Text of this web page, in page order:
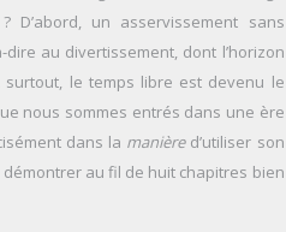
un asservissement sans
au divertissement, dont l’horizon
le temps libre est devenu le
nous sommes entrés dans une ère
dans la manièred’utiliser son
démontrer au fil de huit chapitres bien